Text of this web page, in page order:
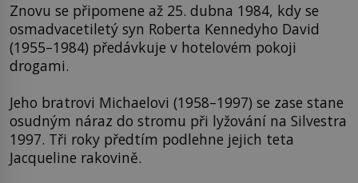
Znovu se připomene až 25. dubna 1984, kdy se
osmadvacetiletý syn Roberta Kennedyho David
(1955–1984) předávkuje v hotelovém pokoji
drogami.
Jeho bratrovi Michaelovi (1958–1997) se zase stane
osudným náraz do stromu při lyžování na Silvestra
1997. Tři roky předtím podlehne jejich teta
Jacqueline rakovině.